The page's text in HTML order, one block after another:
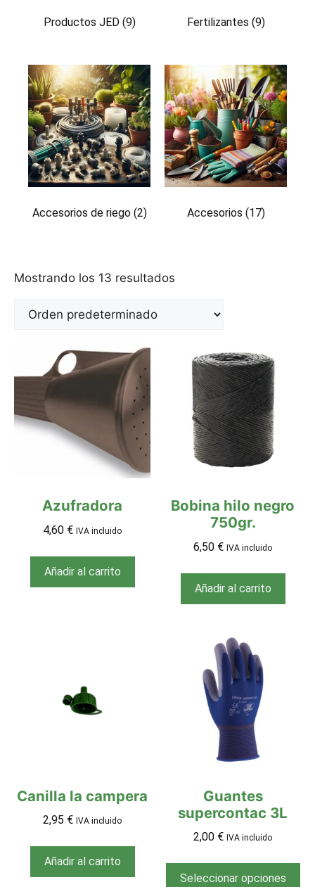
Productos JED (9) Fertilizantes (9)
Accesorios de riego (2) Accesorios (17)
Mostrando los 13 resultados
Azufradora
4,60 € IVA incluido
Añadir al carrito
Bobina hilo negro
750gr.
6,50 € IVA incluido
Añadir al carrito
Canilla la campera
2,95 € IVA incluido
Añadir al carrito
Guantes
supercontac 3L
2,00 € IVA incluido
Seleccionar opciones